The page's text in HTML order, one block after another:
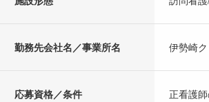
勤務先会社名／事業所名 伊勢崎
応募資格／条件 正看護